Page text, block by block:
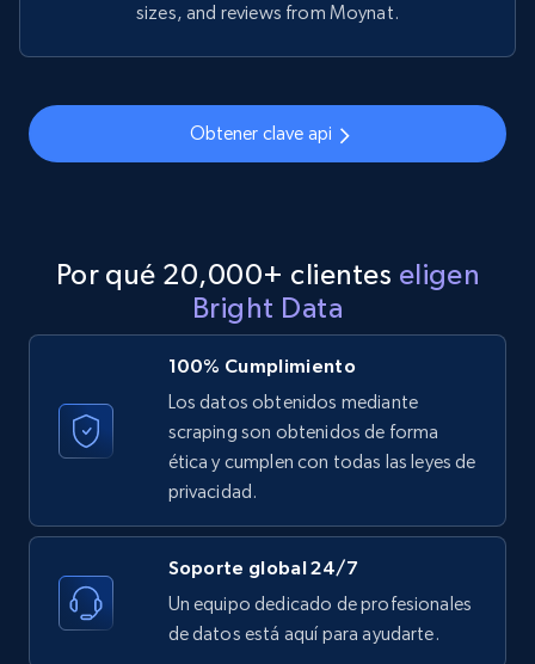
sizes, and reviews from Moynat.
Obtener clave api
Por qué 20,000+ clientes eligen
Bright Data
100% Cumplimiento
Los datos obtenidos mediante
scraping son obtenidos de forma
ética y cumplen con todas las leyes de
privacidad.
Soporte global 24/7
Un equipo dedicado de profesionales
de datos está aquí para ayudarte.